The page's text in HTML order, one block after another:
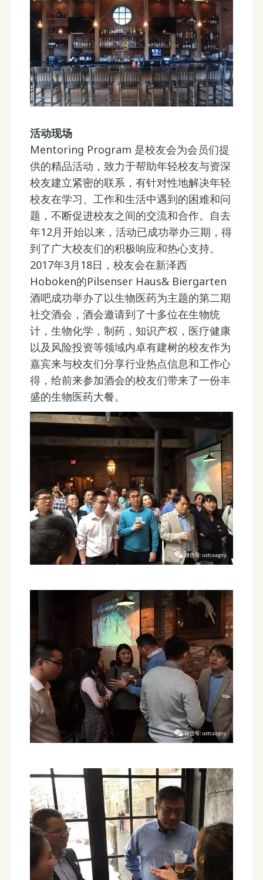
活动现场
Mentoring Program 是校友会为会员们提
供的精品活动，致力于帮助年轻校友与资深
校友建立紧密的联系，有针对性地解决年轻
校友在学习、工作和生活中遇到的困难和问
题，不断促进校友之间的交流和合作。自去
年12月开始以来，活动已成功举办三期，得
到了广大校友们的积极响应和热心支持。
2017年3月18日，校友会在新泽西
Hoboken的Pilsenser Haus& Biergarten
酒吧成功举办了以生物医药为主题的第二期
社交酒会，酒会邀请到了十多位在生物统
计，生物化学，制药，知识产权，医疗健康
以及风险投资等领域内卓有建树的校友作为
嘉宾来与校友们分享行业热点信息和工作心
得，给前来参加酒会的校友们带来了一份丰
盛的生物医药大餐。